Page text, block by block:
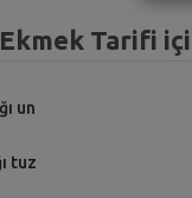
Tarifi
un
tuz